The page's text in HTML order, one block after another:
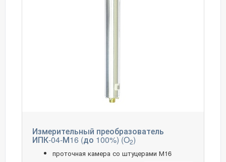
Измерительный преобразователь
ИПК-04-М16 (до 100%) (O2)
проточная камера со штуцерами М16